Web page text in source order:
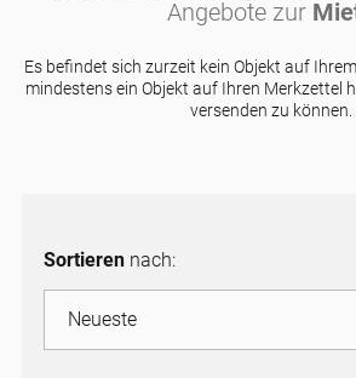
Angebote zur
Es befindet sich zurzeit kein Objekt auf
mindestens ein Objekt auf Ihren Merkzettel
versenden zu können.
Sortieren nach: